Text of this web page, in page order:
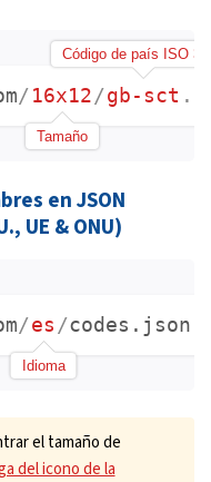
/16x12
Tamaño
/gb-sct
Código de país ISO
.
en JSON
UE & ONU)
/es
Idioma
/codes.json
el tamaño de
del icono de la